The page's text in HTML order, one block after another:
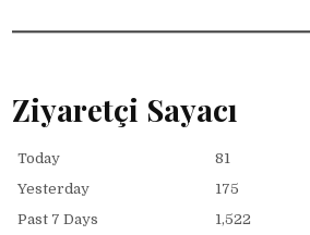
Ziyaretçi Sayacı
Today
81
Yesterday
175
Past 7 Days
1,522